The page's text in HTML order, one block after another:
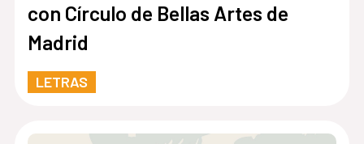
con Círculo de Bellas Artes de
Madrid
LETRAS